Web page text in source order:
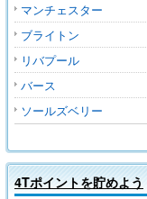
マンチェスター
ブライトン
リバプール
バース
ソールズベリー
4Tポイントを貯めよう